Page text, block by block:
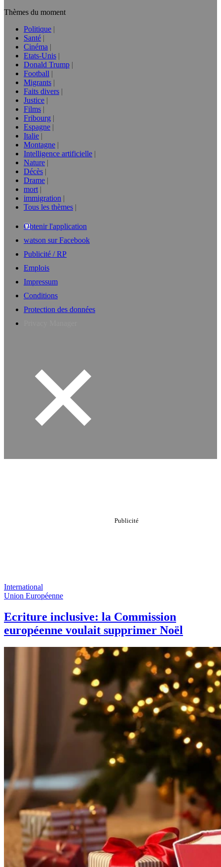
Thèmes du moment
Politique
Santé
Cinéma
Etats-Unis
Donald Trump
Football
Migrants
Faits divers
Justice
Films
Fribourg
Espagne
Italie
Montagne
Intelligence artificielle
Nature
Décès
Drame
mort
immigration
Tous les thèmes
Obtenir l'application
watson sur Facebook
Publicité / RP
Emplois
Impressum
Conditions
Protection des données
International
Union Européenne
Ecriture inclusive: la Commission
européenne voulait supprimer Noël